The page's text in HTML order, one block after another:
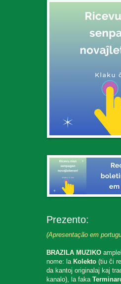
Prezento:
(Apresentação em
BRAZILA MUZIKO
nome: la Kolekto (tiu ĉi
da kantoj originalaj kaj
kanalo), la faka